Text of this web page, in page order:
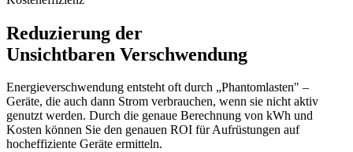
Reduzierung der
Unsichtbaren Verschwendung
Energieverschwendung entsteht oft durch „Phantomlasten" –
Geräte, die auch dann Strom verbrauchen, wenn sie nicht aktiv
genutzt werden. Durch die genaue Berechnung von kWh und
Kosten können Sie den genauen ROI für Aufrüstungen auf
hocheffiziente Geräte ermitteln.